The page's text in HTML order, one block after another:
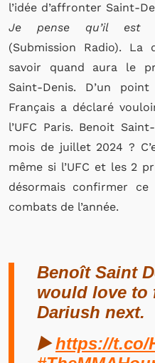
l’idée d’affronter Saint-
Je pense qu’il est
(Submission Radio). La
savoir quand aura le
Saint-Denis. D’un
Français a déclaré
l’UFC Paris. Benoit
mois de juillet 2024 ?
même si l’UFC et les 2
désormais confirmer
combats de l’année.
Benoît Saint
would love to
Dariush next.
▶️https://t.co/